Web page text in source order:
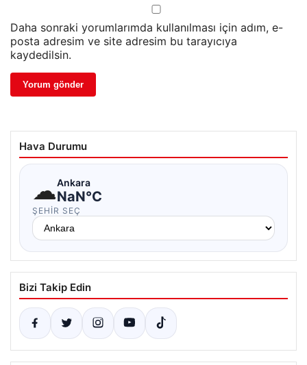
Daha sonraki yorumlarımda kullanılması için adım, e-
posta adresim ve site adresim bu tarayıcıya
kaydedilsin.
Hava Durumu
☁Ankara
NaN°C
ŞEHIR SEÇ
Bizi Takip Edin